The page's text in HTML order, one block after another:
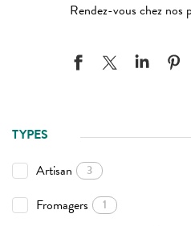
Rendez-vous chez nos
TYPES
Artisan
3
Fromagers 1